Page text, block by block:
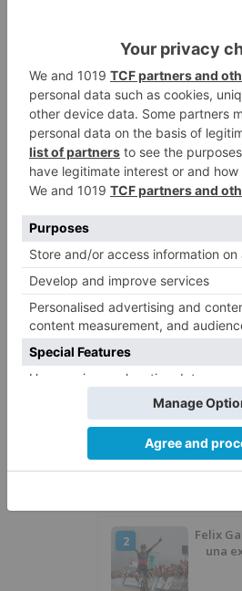
Un
4
CCOO
5
LO
Calor
Burgos
2
Felix
una